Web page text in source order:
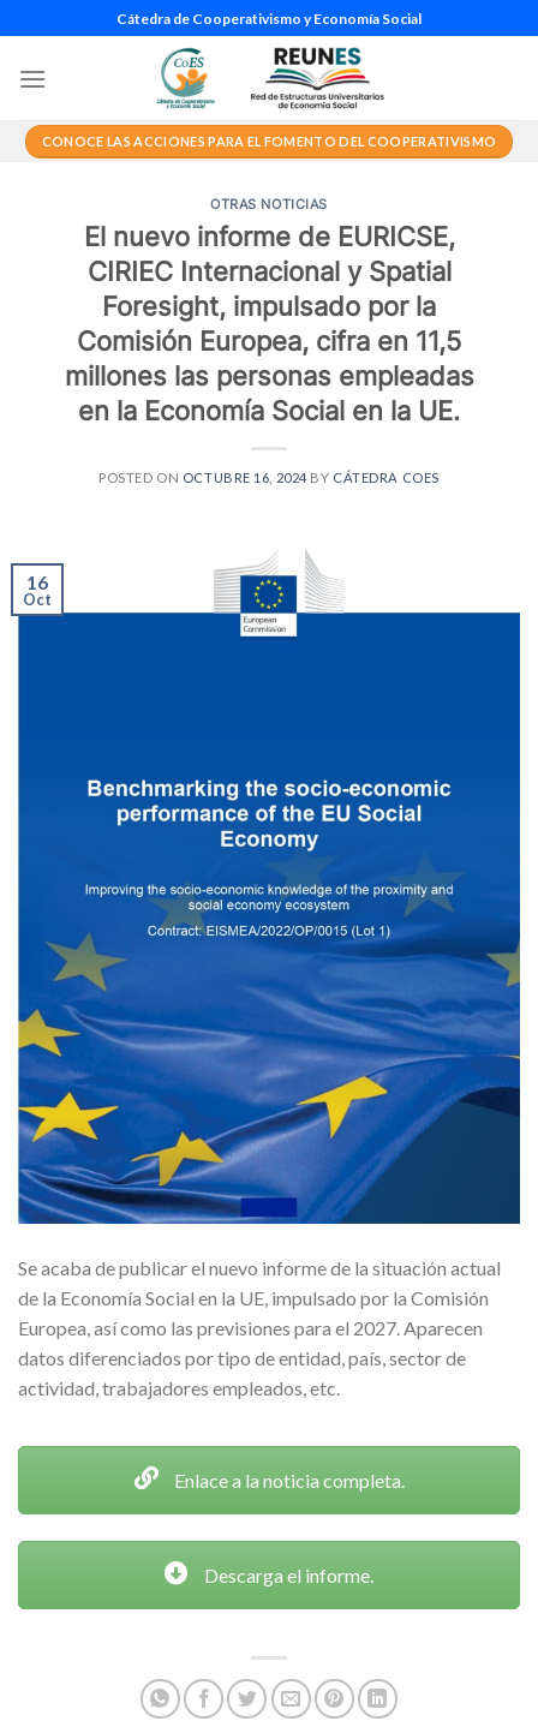
al
contenido
Cátedra de Cooperativismo y Economía Social
CONOCE LAS ACCIONES PARA EL FOMENTO DEL COOPERATIVISMO
OTRAS NOTICIAS
El nuevo informe de EURICSE,
CIRIEC Internacional y Spatial
Foresight, impulsado por la
Comisión Europea, cifra en 11,5
millones las personas empleadas
en la Economía Social en la UE.
POSTED ON OCTUBRE 16, 2024 BY CÁTEDRA COES
16
Oct
Se acaba de publicar el nuevo informe de la situación actual
de la Economía Social en la UE, impulsado por la Comisión
Europea, así como las previsiones para el 2027. Aparecen
datos diferenciados por tipo de entidad, país, sector de
actividad, trabajadores empleados, etc.
Enlace a la noticia completa.
Descarga el informe.